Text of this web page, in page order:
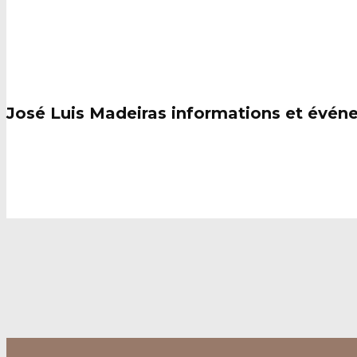
José Luis Madeiras informations et